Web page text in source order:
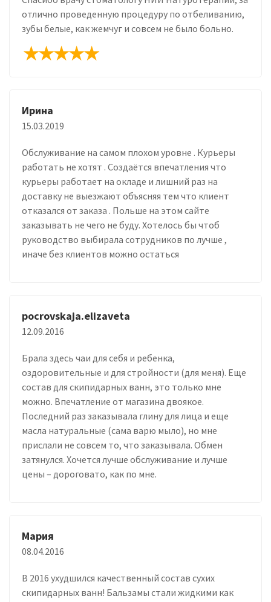
отлично проведенную процедуру по отбеливанию,
зубы белые, как жемчуг и совсем не было больно.
Ирина
15.03.2019
Обслуживание на самом плохом уровне . Курьеры
работать не хотят . Создаётся впечатления что
курьеры работает на окладе и лишний раз на
доставку не выезжают объясняя тем что клиент
отказался от заказа . Польше на этом сайте
заказывать не чего не буду. Хотелось бы чтоб
руководство выбирала сотрудников по лучше ,
иначе без клиентов можно остаться
pocrovskaja.elizaveta
12.09.2016
Брала здесь чаи для себя и ребенка,
оздоровительные и для стройности (для меня). Еще
состав для скипидарных ванн, это только мне
можно. Впечатление от магазина двоякое.
Последний раз заказывала глину для лица и еще
масла натуральные (сама варю мыло), но мне
прислали не совсем то, что заказывала. Обмен
затянулся. Хочется лучше обслуживание и лучше
цены – дороговато, как по мне.
Мария
08.04.2016
В 2016 ухудшился качественный состав сухих
скипидарных ванн! Бальзамы стали жидкими как